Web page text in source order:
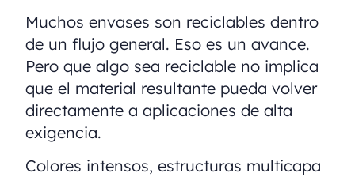
Muchos envases son reciclables dentro
de un flujo general. Eso es un avance.
Pero que algo sea reciclable no implica
que el material resultante pueda volver
directamente a aplicaciones de alta
exigencia.
Colores intensos, estructuras multicapa